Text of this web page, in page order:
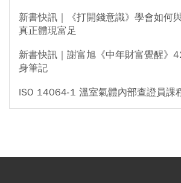
新書快訊｜《打開錢意識》學會如何
真正體現富足
新書快訊｜謝富旭《中年財富覺醒》
身筆記
ISO 14064-1 溫室氣體內部查證員課